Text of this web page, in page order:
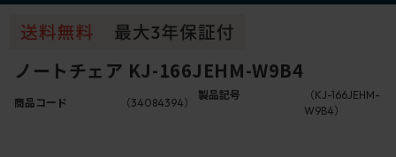
ノートチェア KJ-166JEHM-W9B4
商品コード （34084394）
製品記号
（KJ-166JEHM-
W9B4）